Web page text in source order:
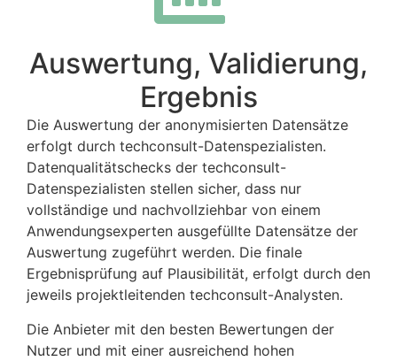
Auswertung, Validierung,
Ergebnis
Die Auswertung der anonymisierten Datensätze
erfolgt durch techconsult-Datenspezialisten.
Datenqualitätschecks der techconsult-
Datenspezialisten stellen sicher, dass nur
vollständige und nachvollziehbar von einem
Anwendungsexperten ausgefüllte Datensätze der
Auswertung zugeführt werden. Die finale
Ergebnisprüfung auf Plausibilität, erfolgt durch den
jeweils projektleitenden techconsult-Analysten.
Die Anbieter mit den besten Bewertungen der
Nutzer und mit einer ausreichend hohen